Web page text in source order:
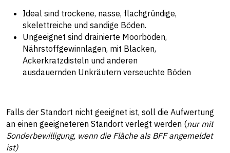
Ideal sind trockene, nasse, flachgründige,
skelettreiche und sandige Böden.
Ungeeignet sind drainierte Moorböden,
Nährstoffgewinnlagen, mit Blacken,
Ackerkratzdisteln und anderen
ausdauernden Unkräutern verseuchte Böden
Falls der Standort nicht geeignet ist, soll die Aufwertung
an einen geeigneteren Standort verlegt werden (nur mit
Sonderbewilligung, wenn die Fläche als BFF angemeldet
ist)